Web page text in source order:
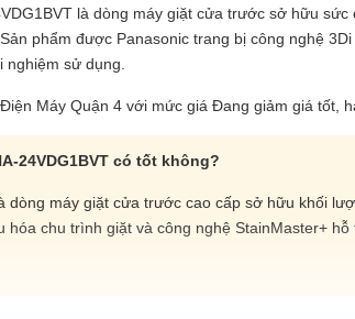
là dòng máy giặt cửa trước sở hữu
phẩm được Panasonic trang bị công nghệ
sử dụng.
Máy Quận 4 với mức giá Đang giảm giá tốt,
24VDG1BVT có tốt không?
dòng máy giặt cửa trước cao cấp sở hữu khối
hóa chu trình giặt và công nghệ StainMaster+